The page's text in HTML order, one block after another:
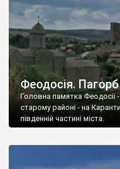
Феодосія.
Головна памятка Феодосії
старому районі - на
південній частині міста.